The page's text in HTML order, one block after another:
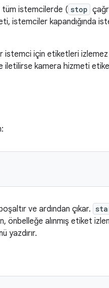
tüm istemcilerde ( stop
istemciler kapandığında
istemci için etiketleri
iletilirse kamera hizmeti
ve ardından çıkar.
önbelleğe alınmış etiket
yazdırır.